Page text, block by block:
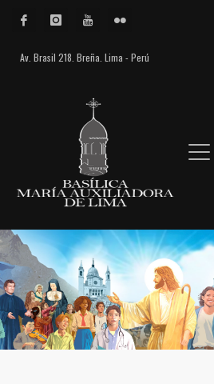
Av. Brasil 218. Breña. Lima - Perú